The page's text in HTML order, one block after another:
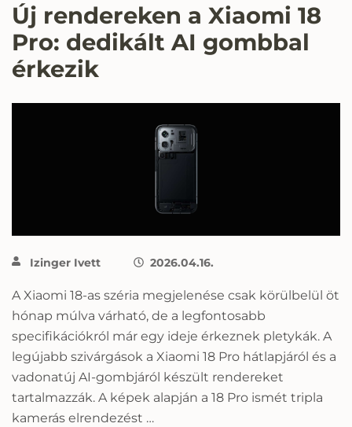
Új rendereken a Xiaomi 18
Pro: dedikált AI gombbal
érkezik
Izinger Ivett 2026.04.16.
A Xiaomi 18-as széria megjelenése csak körülbelül öt
hónap múlva várható, de a legfontosabb
specifikációkról már egy ideje érkeznek pletykák. A
legújabb szivárgások a Xiaomi 18 Pro hátlapjáról és a
vadonatúj AI-gombjáról készült rendereket
tartalmazzák. A képek alapján a 18 Pro ismét tripla
kamerás elrendezést …